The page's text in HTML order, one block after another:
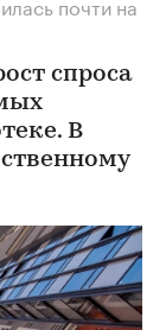
спроса
В